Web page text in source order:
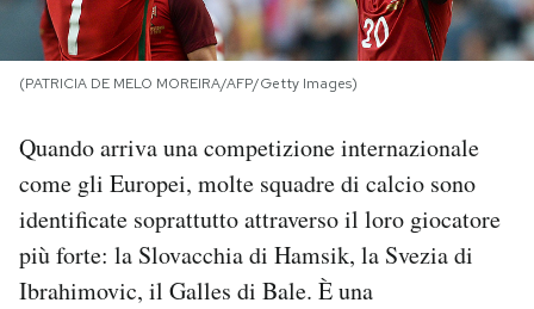
NEWSLETTER
SHOP
(PATRICIA DE MELO MOREIRA/AFP/Getty Images)
Quando arriva una competizione internazionale
come gli Europei, molte squadre di calcio sono
identificate soprattutto attraverso il loro giocatore
più forte: la Slovacchia di Hamsik, la Svezia di
Ibrahimovic, il Galles di Bale. È una